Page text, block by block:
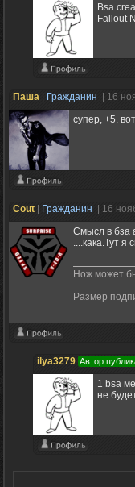
Bsa
Fallout
Пашa Гражданин
| 16
супер, +5.
Cout Гражданин
| 16
Смысл в бза
....кака.Тут
Нож может
Размер
ilya3279 Автор
1 bsa
не